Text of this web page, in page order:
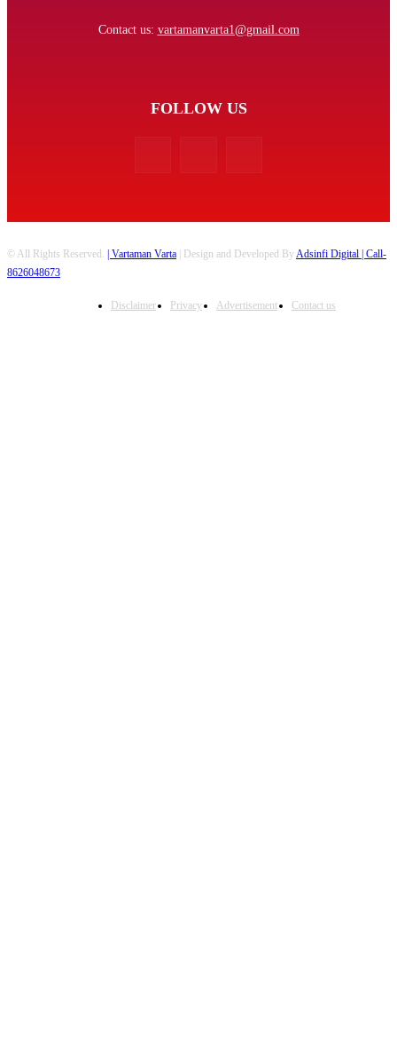
Contact us: vartamanvarta1@gmail.com
FOLLOW US
© All Rights Reserved. | Vartaman Varta | Design and Developed ByAdsinfi Digital | Call-
8626048673
Disclaimer Privacy Advertisement Contact us